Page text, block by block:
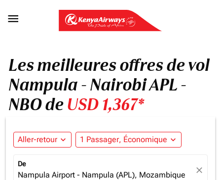

Les meilleures offres de vol
Nampula - Nairobi APL -
NBO deUSD 1,367*
Aller-retour expand_more 1 Passager, Économique expand_more
De
Nampula Airport - Nampula (APL), Mozambique close